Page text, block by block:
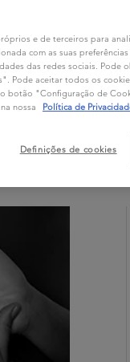
e de terceiros para
com as suas
das redes sociais. Pode
Pode aceitar todos os
botão "Configuração de
nossa
Política de
Definições de cookies